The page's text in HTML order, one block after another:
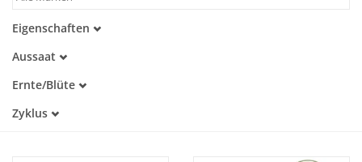
Geschenkideen
Katalog
Eigenschaften
Alte Sorte
Warmkeimer
Lichtkeimer
Aussaat
Februar
März
Ernte/Blüte
April
Zyklus